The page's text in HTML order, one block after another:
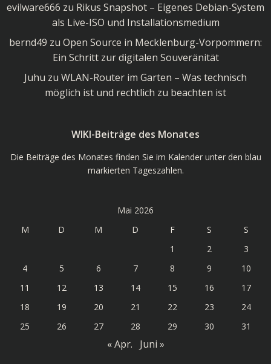
evilware666 zu Rikus Snapshot – Eigenes Debian-System
als Live-ISO und Installationsmedium
bernd49 zu Open Source in Mecklenburg-Vorpommern:
Ein Schritt zur digitalen Souveränität
Juhu zu WLAN-Router im Garten – Was technisch
möglich ist und rechtlich zu beachten ist
WIKI-Beiträge des Monates
Die Beiträge des Monates finden Sie im Kalender unter den blau
markierten Tageszahlen.
Mai 2026
M
D M D F S
S
1
2
3
4
5 6 7 8 9
10
11
12 13 14 15 16
17
18
19 20 21 22 23
24
25
26 27 28 29 30 31
« Apr. Juni »